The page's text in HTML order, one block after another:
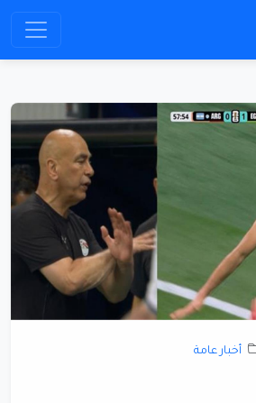
أخبار عامة